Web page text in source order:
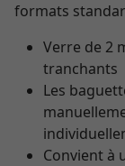
formats
Verre de 2
tranchants
Les
Convient à